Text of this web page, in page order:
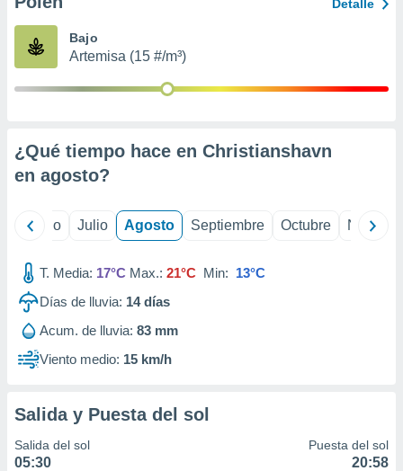
publicidad
1199
Detalle
Bajo
Artemisa (15 #/m³)
¿Qué tiempo hace en Christianshavn
en agosto?
Junio Julio Agosto Septiembre Octubre
T. Media: 17°C Max.: 21°C Min: 13°C
Días de lluvia: 14días
Acum. de lluvia: 83 mm
Viento medio: 15 km/h
Salida y Puesta del sol
Salida del sol
05:30
Puesta del sol
20:58